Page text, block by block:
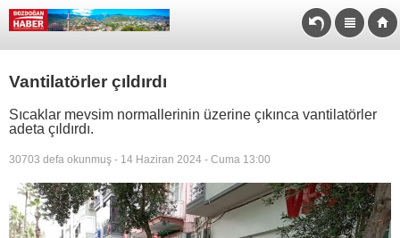
Vantilatörler çıldırdı
Sıcaklar mevsim normallerinin üzerine çıkınca vantilatörler
adeta çıldırdı.
30703 defa okunmuş - 14 Haziran 2024 - Cuma 13:00